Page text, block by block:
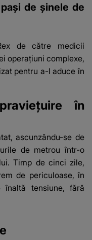
de șinele de
de către medicii
operațiuni complexe,
pentru a-l aduce în
în
ascunzându-se de
de metrou într-o
Timp de cinci zile,
de periculoase, în
tensiune, fără